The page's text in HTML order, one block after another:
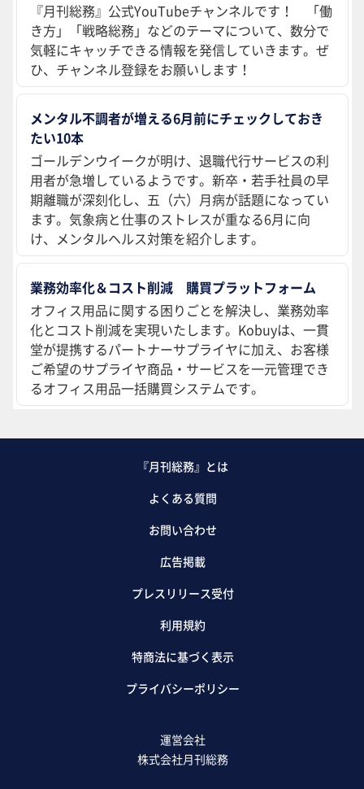
『月刊総務』公式YouTubeチャンネルです！ 「働
き方」「戦略総務」などのテーマについて、数分で
気軽にキャッチできる情報を発信していきます。ぜ
ひ、チャンネル登録をお願いします！
メンタル不調者が増える6月前にチェックしておき
たい10本
ゴールデンウイークが明け、退職代行サービスの利
用者が急増しているようです。新卒・若手社員の早
期離職が深刻化し、五（六）月病が話題になってい
ます。気象病と仕事のストレスが重なる6月に向
け、メンタルヘルス対策を紹介します。
業務効率化＆コスト削減 購買プラットフォーム
オフィス用品に関する困りごとを解決し、業務効率
化とコスト削減を実現いたします。Kobuyは、一貫
堂が提携するパートナーサプライヤに加え、お客様
ご希望のサプライヤ商品・サービスを一元管理でき
るオフィス用品一括購買システムです。
『月刊総務』とは
よくある質問
お問い合わせ
広告掲載
プレスリリース受付
利用規約
特商法に基づく表示
プライバシーポリシー
運営会社
株式会社月刊総務